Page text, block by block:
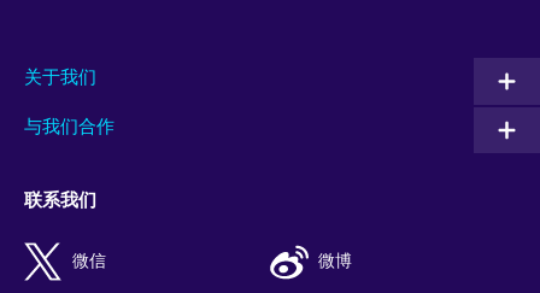
关于我们
与我们合作
联系我们
微信 微博